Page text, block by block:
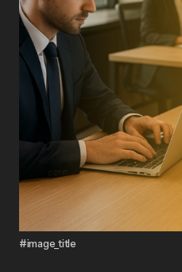
#image_title